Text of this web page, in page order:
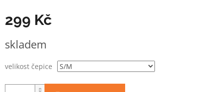
299 Kč
cena:
skladem
velikost čepice